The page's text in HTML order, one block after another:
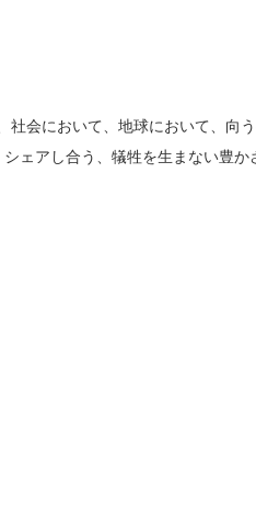
社会において、地球において、向
ェアし合う、犠牲を生まない豊か